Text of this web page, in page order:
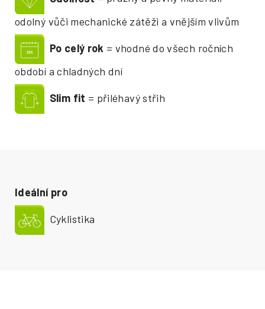
Ideální pro
Cyklistika
odolný vůči mechanické zátěži a vnějším vlivům
Po celý rok = vhodné do všech ročních
období a chladných dní
Slim fit = přiléhavý střih